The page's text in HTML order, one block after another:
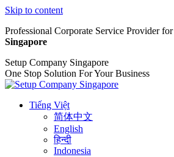
Skip to content
Professional Corporate Service Provider for
Singapore
Setup Company Singapore
One Stop Solution For Your Business
Tiếng Việt
简体中文
English
हिन्दी
Indonesia